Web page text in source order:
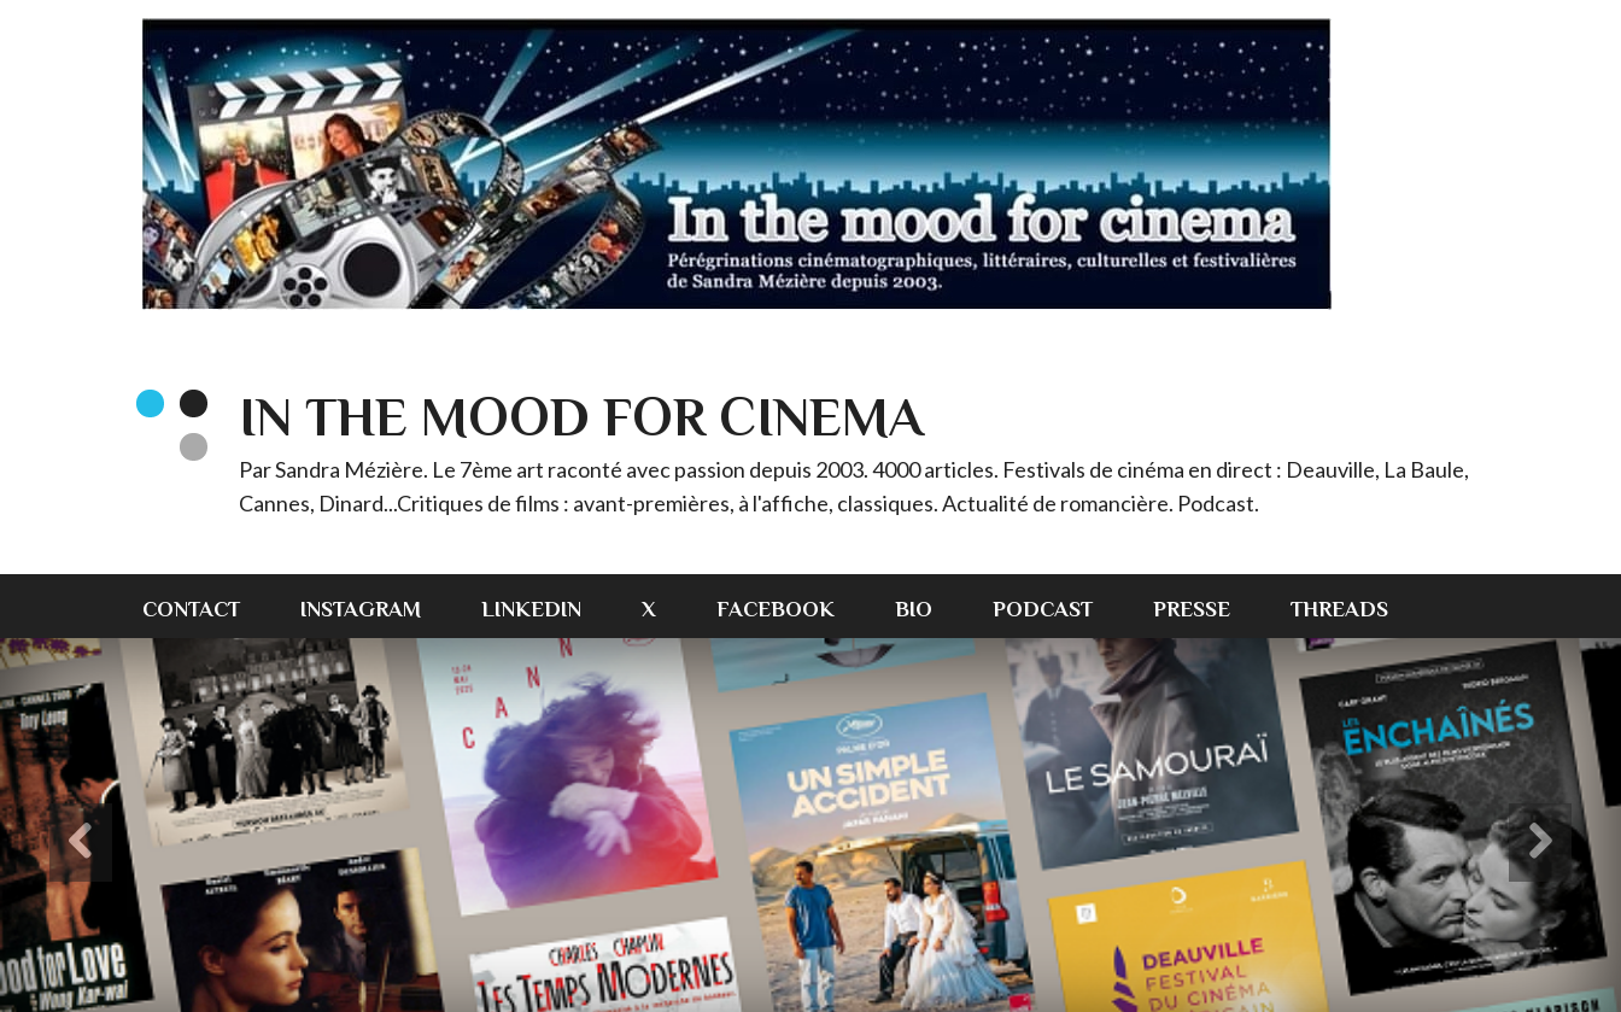
IN THE MOOD FOR CINEMA
Par Sandra Mézière. Le 7ème art raconté avec passion depuis 2003. 4000 articles. Festivals de cinéma en direct : Deauville, La Baule,
Cannes, Dinard...Critiques de films : avant-premières, à l'affiche, classiques. Actualité de romancière. Podcast.
CONTACT INSTAGRAM LINKEDIN X FACEBOOK BIO PODCAST PRESSE THREADS